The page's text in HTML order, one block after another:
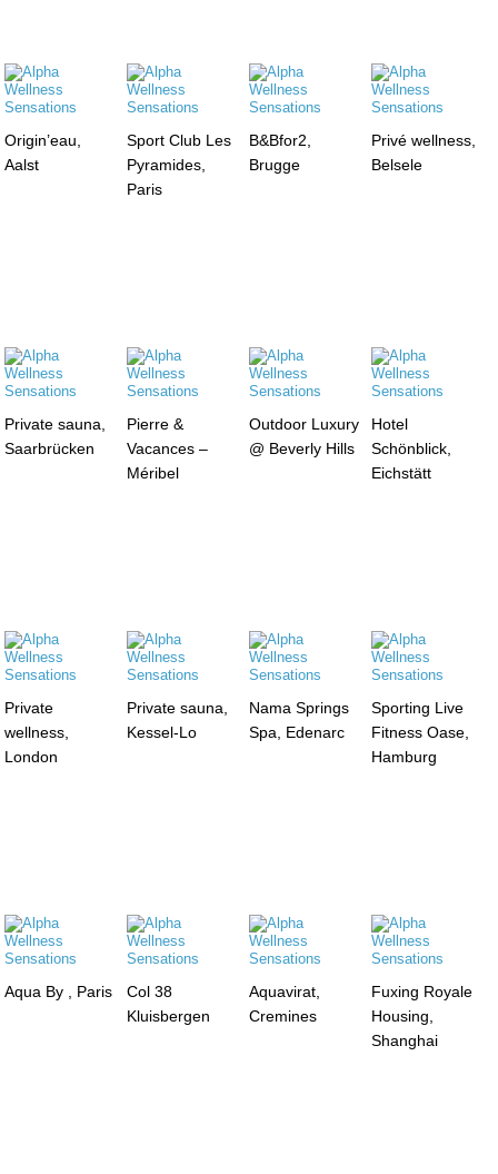
Origin’eau,
Aalst
Sport Club Les
Pyramides,
Paris
B&Bfor2,
Brugge
Privé wellness,
Belsele
Private sauna,
Saarbrücken
Pierre &
Vacances –
Méribel
Outdoor Luxury
@ Beverly Hills
Hotel
Schönblick,
Eichstätt
Private
wellness,
London
Private sauna,
Kessel-Lo
Nama Springs
Spa, Edenarc
Sporting Live
Fitness Oase,
Hamburg
Aqua By , Paris
Col 38
Kluisbergen
Aquavirat,
Cremines
Fuxing Royale
Housing,
Shanghai